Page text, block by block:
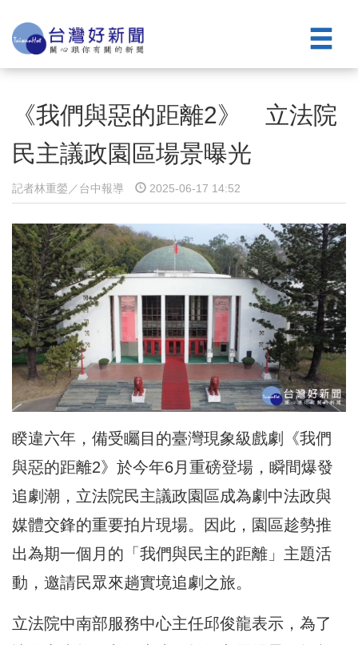
《我們與惡的距離2》 立法院
民主議政園區場景曝光
記者林重鎣／台中報導 2025-06-17 14:52
睽違六年，備受矚目的臺灣現象級戲劇《我們
與惡的距離2》 於今年6月重磅登場，瞬間爆發
追劇潮， 立法院民主議政園區成為劇中法政與
媒體交鋒的重要拍片現場。
因此，園區趁勢推
出為期一個月的「我們與民主的距離」主題活
動， 邀請民眾來趟實境追劇之旅。
立法院中南部服務中心主任邱俊龍表示， 為了